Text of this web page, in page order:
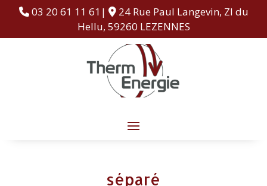
03 20 61 11 61|
24 Rue Paul Langevin, ZI du
Hellu, 59260 LEZENNES
séparé